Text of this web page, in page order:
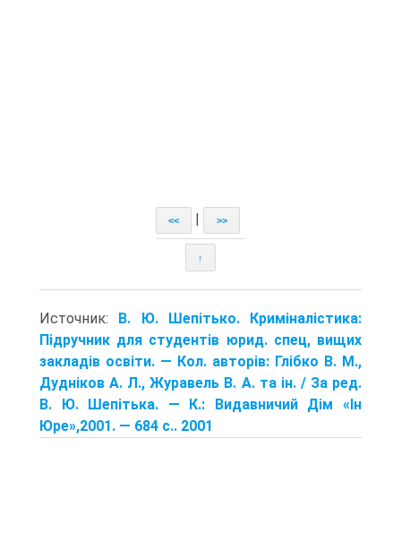
<< >>
↑
Источник: В. Ю. Шепітько. Криміналістика:
Підручник для студентів юрид. спец, вищих
закладів освіти. — Кол. авторів: Глібко В. М.,
Дудніков А. Л., Журавель В. А. та ін. / За ред.
В. Ю. Шепітька. — К.: Видавничий Дім «Ін
Юре»,2001. — 684 с.. 2001